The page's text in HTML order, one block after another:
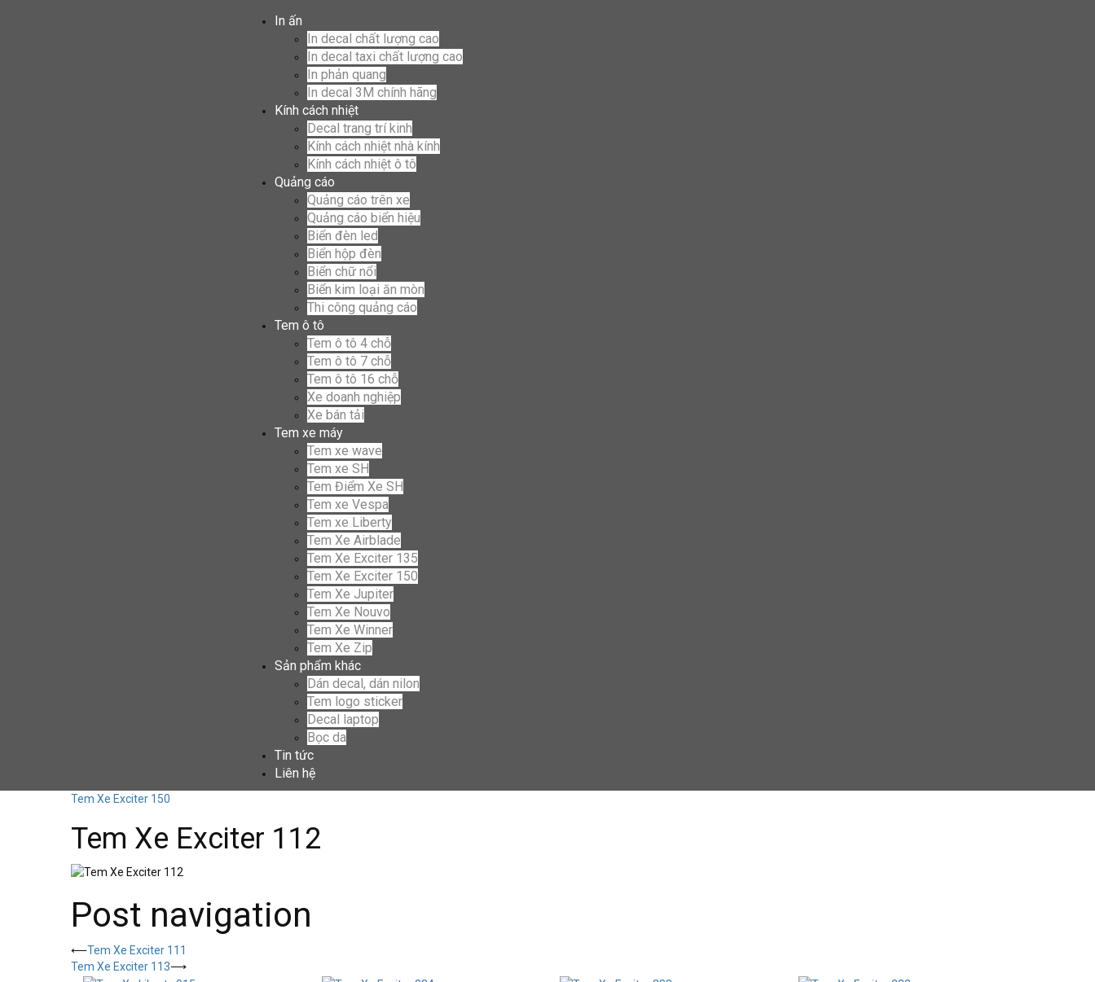
In ấn
In decal chất lượng cao
In decal taxi chất lượng cao
In phản quang
In decal 3M chính hãng
Kính cách nhiệt
Decal trang trí kinh
Kính cách nhiệt nhà kính
Kính cách nhiệt ô tô
Quảng cáo
Quảng cáo trên xe
Quảng cáo biển hiệu
Biển đèn led
Biển hộp đèn
Biển chữ nổi
Biển kim loại ăn mòn
Thi công quảng cáo
Tem ô tô
Tem ô tô 4 chỗ
Tem ô tô 7 chỗ
Tem ô tô 16 chỗ
Xe doanh nghiệp
Xe bán tải
Tem xe máy
Tem xe wave
Tem xe SH
Tem Điểm Xe SH
Tem xe Vespa
Tem xe Liberty
Tem Xe Airblade
Tem Xe Exciter 135
Tem Xe Exciter 150
Tem Xe Jupiter
Tem Xe Nouvo
Tem Xe Winner
Tem Xe Zip
Sản phẩm khác
Dán decal, dán nilon
Tem logo sticker
Decal laptop
Bọc da
Tin tức
Liên hệ
Tem Xe Exciter 150
Tem Xe Exciter 112
Post navigation
⟵Tem Xe Exciter 111
Tem Xe Exciter 113⟶